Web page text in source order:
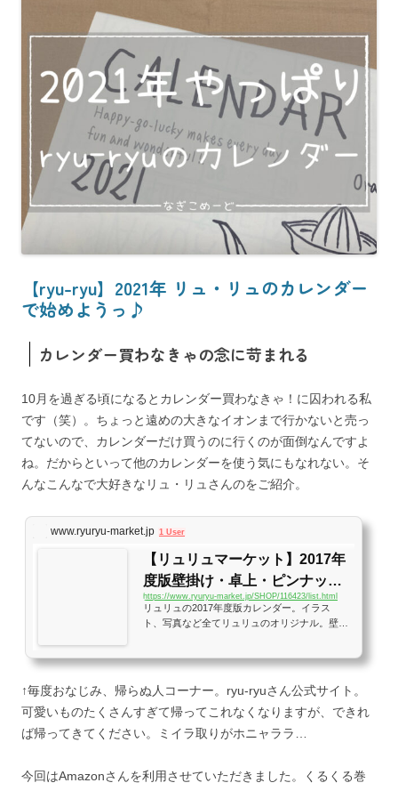
【ryu-ryu】2021年 リュ・リュのカレンダー
で始めようっ♪
カレンダー買わなきゃの念に苛まれる
10月を過ぎる頃になるとカレンダー買わなきゃ！に囚われる私
です（笑）。ちょっと遠めの大きなイオンまで行かないと売っ
てないので、カレンダーだけ買うのに行くのが面倒なんですよ
ね。だからといって他のカレンダーを使う気にもなれない。そ
んなこんなで大好きなリュ・リュさんのをご紹介。
www.ryuryu-market.jp 1 User
【リュリュマーケット】2017年
度版壁掛け・卓上・ピンナップ
カレンダー
https://www.ryuryu-market.jp/SHOP/116423/list.html
リュリュの2017年度版カレンダー。イラス
ト、写真など全てリュリュのオリジナル。壁掛
でお過ごしください。
↑毎度おなじみ、帰らぬ人コーナー。ryu-ryuさん公式サイト。
可愛いものたくさんすぎて帰ってこれなくなりますが、できれ
ば帰ってきてください。ミイラ取りがホニャララ…
今回はAmazonさんを利用させていただきました。くるくる巻